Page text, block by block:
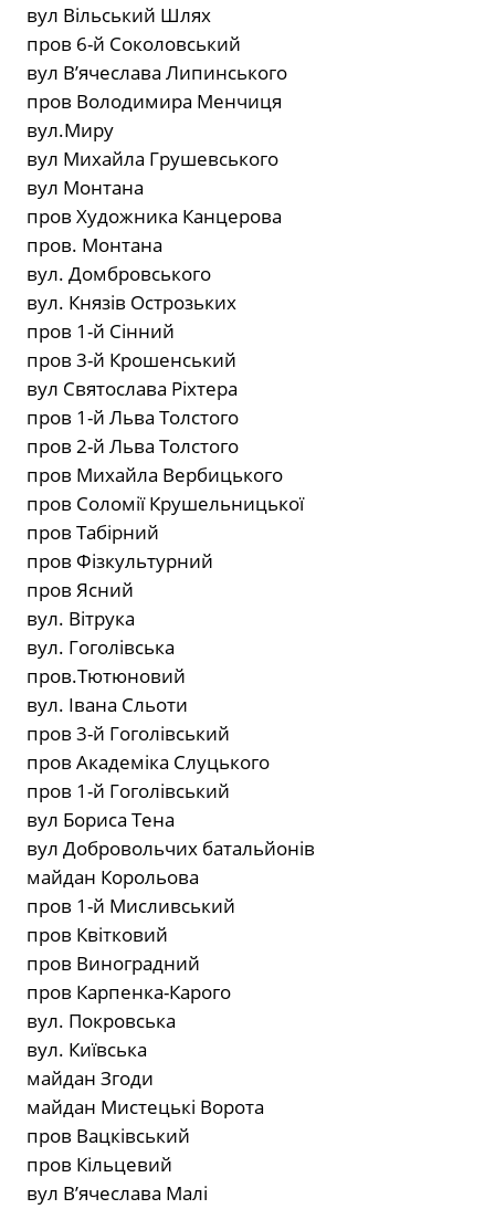
вул Вільський Шлях
пров 6-й Соколовський
вул В’ячеслава Липинського
пров Володимира Менчиця
вул.Миру
вул Михайла Грушевського
вул Монтана
пров Художника Канцерова
пров. Монтана
вул. Домбровського
вул. Князів Острозьких
пров 1-й Сінний
пров 3-й Крошенський
вул Святослава Ріхтера
пров 1-й Льва Толстого
пров 2-й Льва Толстого
пров Михайла Вербицького
пров Соломії Крушельницької
пров Табірний
пров Фізкультурний
пров Ясний
вул. Вітрука
вул. Гоголівська
пров.Тютюновий
вул. Івана Сльоти
пров 3-й Гоголівський
пров Академіка Слуцького
пров 1-й Гоголівський
вул Бориса Тена
вул Добровольчих батальйонів
майдан Корольова
пров 1-й Мисливський
пров Квітковий
пров Виноградний
пров Карпенка-Карого
вул. Покровська
вул. Київська
майдан Згоди
майдан Мистецькі Ворота
пров Вацківський
пров Кільцевий
вул В’ячеслава Малі